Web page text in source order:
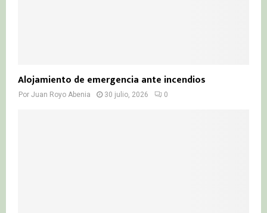
Alojamiento de emergencia ante incendios
Por Juan Royo Abenia 30 julio, 2026 0